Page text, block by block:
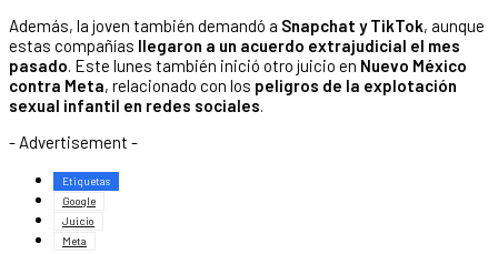
Además, la joven también demandó a Snapchat y TikTok, aunque
estas compañías llegaron a un acuerdo extrajudicial el mes
pasado. Este lunes también inició otro juicio en Nuevo México
contra Meta, relacionado con los peligros de la explotación
sexual infantil en redes sociales.
- Advertisement -
Etiquetas
Google
Juicio
Meta